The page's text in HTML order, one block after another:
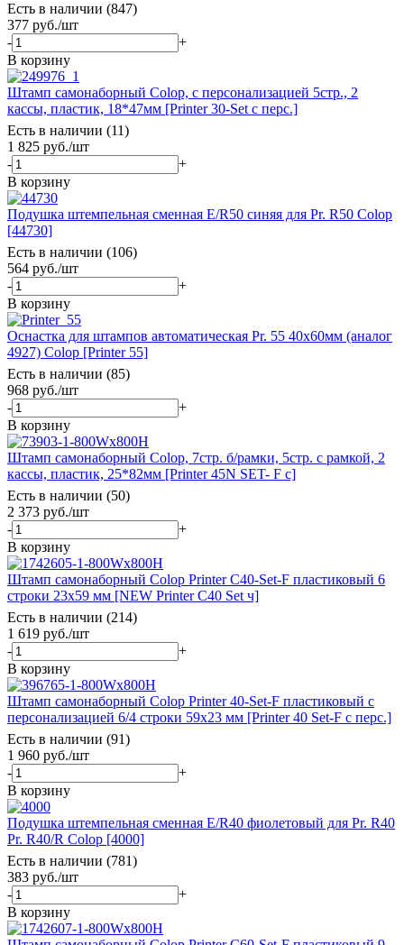
Есть в наличии (847)
377 руб./шт
-
+
В корзину
Штамп самонаборный Colop, с персонализацией 5стр., 2
кассы, пластик, 18*47мм [Printer 30-Set с перс.]
Есть в наличии (11)
1 825 руб./шт
-
+
В корзину
Подушка штемпельная сменная E/R50 синяя для Pr. R50 Colop
[44730]
Есть в наличии (106)
564 руб./шт
-
+
В корзину
Оснастка для штампов автоматическая Pr. 55 40х60мм (аналог
4927) Colop [Printer 55]
Есть в наличии (85)
968 руб./шт
-
+
В корзину
Штамп самонаборный Colop, 7стр. б/рамки, 5стр. с рамкой, 2
кассы, пластик, 25*82мм [Printer 45N SET- F с]
Есть в наличии (50)
2 373 руб./шт
-
+
В корзину
Штамп самонаборный Colop Printer С40-Set-F пластиковый 6
строки 23х59 мм [NEW Printer С40 Set ч]
Есть в наличии (214)
1 619 руб./шт
-
+
В корзину
Штамп самонаборный Colop Printer 40-Set-F пластиковый с
персонализацией 6/4 строки 59х23 мм [Printer 40 Set-F с перс.]
Есть в наличии (91)
1 960 руб./шт
-
+
В корзину
Подушка штемпельная сменная E/R40 фиолетовый для Pr. R40
Pr. R40/R Colop [4000]
Есть в наличии (781)
383 руб./шт
-
+
В корзину